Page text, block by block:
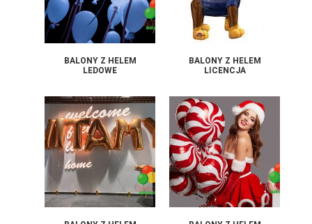
BALONY Z HELEM
LEDOWE
BALONY Z HELEM
LICENCJA